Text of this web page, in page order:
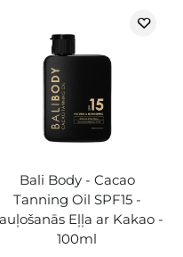
Bali Body - Cacao
Tanning Oil SPF15 -
Eļļa ar Kakao -
100ml